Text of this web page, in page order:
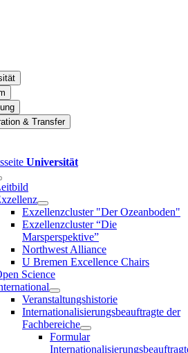
& Transfer
Universität
Exzellenzcluster "Der Ozeanboden"
Exzellenzcluster “Die
Marsperspektive”
Northwest Alliance
U Bremen Excellence Chairs
Science
Veranstaltungshistorie
Internationalisierungsbeauftragte der
Fachbereiche
Formular